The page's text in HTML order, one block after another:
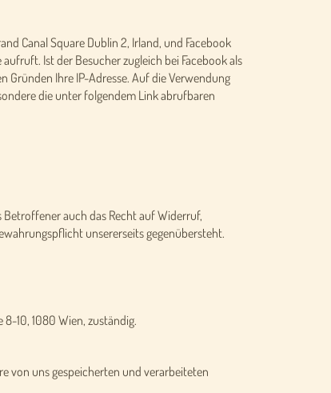
Canal Square Dublin 2, Irland, und Facebook
Ist der Besucher zugleich bei Facebook als
Gründen Ihre IP-Adresse. Auf die Verwendung
die unter folgendem Link abrufbaren
auch das Recht auf Widerruf,
unsererseits gegenübersteht.
10, 1080 Wien, zuständig.
von uns gespeicherten und verarbeiteten